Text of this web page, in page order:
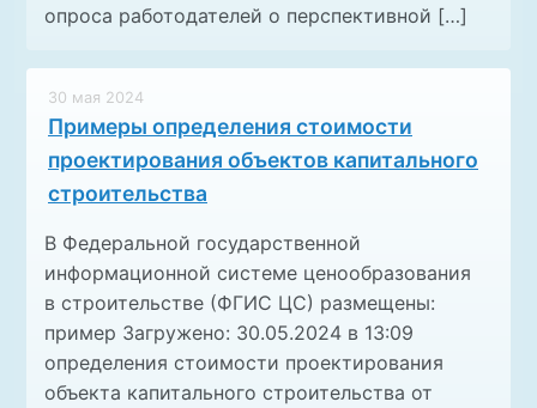
опроса работодателей о перспективной […]
30 мая 2024
Примеры определения стоимости
проектирования объектов капитального
строительства
В Федеральной государственной
информационной системе ценообразования
в строительстве (ФГИС ЦС) размещены:
пример Загружено: 30.05.2024 в 13:09
определения стоимости проектирования
объекта капитального строительства от